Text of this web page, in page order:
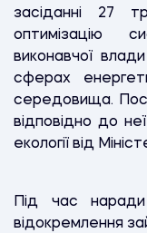
засіданні 27
оптимізацію
виконавчої
сферах
середовища.
відповідно до
екології від
Під час
відокремлення